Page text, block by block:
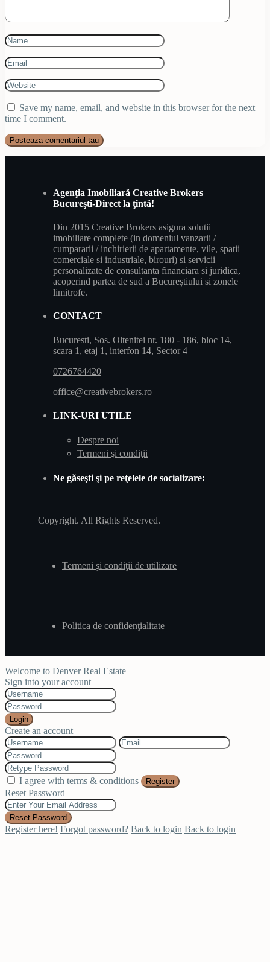
Save my name, email, and website in this browser for the next
time I comment.
Agenţia Imobiliară Creative Brokers
Bucureşti-Direct la ţintă!
Din 2015 Creative Brokers asigura solutii
imobiliare complete (in domeniul vanzarii /
cumpararii / inchirierii de apartamente, vile, spatii
comerciale si industriale, birouri) si servicii
personalizate de consultanta financiara si juridica,
acoperind partea de sud a Bucureștiului si zonele
limitrofe.
CONTACT
Bucuresti, Sos. Oltenitei nr. 180 - 186, bloc 14,
scara 1, etaj 1, interfon 14, Sector 4
0726764420
office@creativebrokers.ro
LINK-URI UTILE
Despre noi
Termeni şi condiţii
Ne găseşti şi pe reţelele de socializare:
Copyright. All Rights Reserved.
Termeni şi condiţii de utilizare
Politica de confidenţialitate
Welcome to Denver Real Estate
Sign into your account
Login
Create an account
I agree with terms & conditions Register
Reset Password
Reset Password
Register here! Forgot password? Back to login Back to login